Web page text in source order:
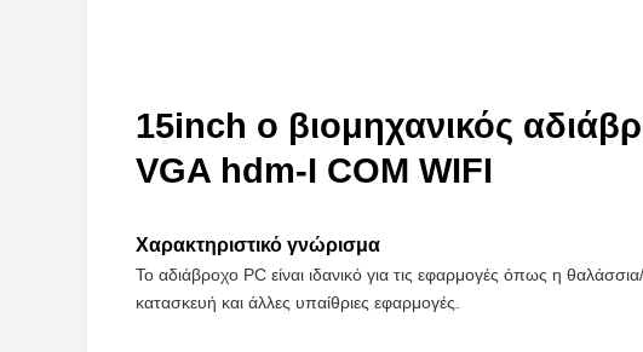
15inch ο βιομηχανικός
VGA hdm-Ι COM WIFI
Χαρακτηριστικό γνώρισμα
Το αδιάβροχο PC είναι ιδανικό για τις εφαρμογές όπως η
κατασκευή και άλλες υπαίθριες εφαρμογές.